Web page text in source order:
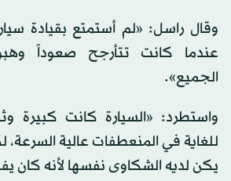
عندما كانت تتأرجح صعوداً
الجميع».
واستطرد: «السيارة كانت كبيرة
للغاية في المنعطفات عالية
يكن لديه الشكاوى نفسها لأنه كان